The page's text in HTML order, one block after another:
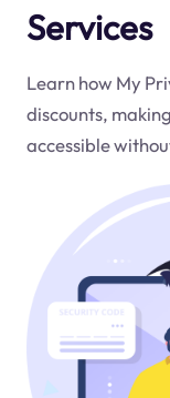
Services
Learn how My
discounts,
accessible